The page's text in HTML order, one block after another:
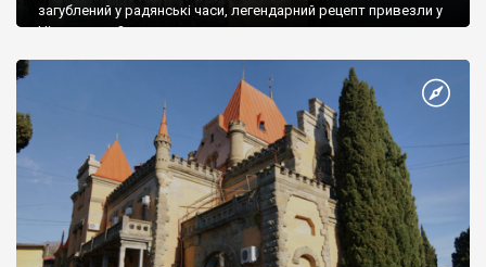
загублений у радянські часи, легендарний рецепт привезли у
Ніжин греки?